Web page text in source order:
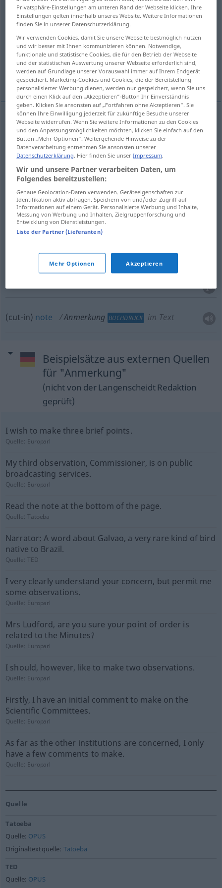
Übersicht aller Übersetzungen
(Für mehr Details die Übersetzung anklicken/antippen)
note annotation footnote
remark, observation cut-in note
note AnmerkungNotiz
annotation Anmerkung erklärende
footnote AnmerkungFußnote
observation(über AKKon)
Anmerkung
ARCH
(cut-in) note Anmerkung BUCHDRUCK im Text
Beispielsätze aus externen Quellen
für "Anmerkung"
(nicht von der Langenscheidt Redaktion
geprüft)
I wish to make three brief points.
Quelle: Europarl
My third observation, Commissioner, is on public
broadcasting services.
Quelle: Europarl
Read the note at the bottom of the page.
Quelle:Tatoeba
Narrator: A word about Galvao, a very rare kind of bird
native to Brazil.
Quelle:TED
I very clearly understand your concern, but permit me
some observations.
Quelle: Europarl
Mrs Ludford, are you sure your point of order is
related to the Minutes?
Quelle: Europarl
I should, however, like to make two observations.
Quelle: Europarl
Firstly, I have an initial comment to make on the
Scientific Committees.
Quelle: Europarl
As far as the other institutions are concerned, I only
have a few comments to make.
Quelle: Europarl
Quelle
Tatoeba
Quelle: OPUS
Originaltextquelle: Tatoeba
TED
Quelle: OPUS
Privatsphäre-Einstellungen am unteren Rand der Webseite klicken. Ihre
Einstellungen gelten innerhalb unseres Website. Weitere Informationen
finden Sie in unserer Datenschutzerklärung.
Wir verwenden Cookies, damit Sie unsere Webseite bestmöglich nutzen
und wir besser mit Ihnen kommunizieren können. Notwendige,
funktionale und statistische Cookies, die für den Betrieb der Webseite
und der statistischen Auswertung unserer Webseite erforderlich sind,
werden auf Grundlage unserer Vorauswahl immer auf Ihrem Endgerät
gespeichert. Marketing-Cookies und Cookies, die der Bereitstellung
personalisierter Werbung dienen, werden nur gespeichert, wenn Sie uns
durch einen Klick auf den „Akzeptieren“-Button Ihr Einverständnis
geben. Klicken Sie ansonsten auf „Fortfahren ohne Akzeptieren“. Sie
können Ihre Einwilligung jederzeit für zukünftige Besuche unserer
Webseite widerrufen. Wenn Sie weitere Informationen zu den Cookies
und den Anpassungsmöglichkeiten möchten, klicken Sie einfach auf den
Button „Mehr Optionen“. Weitergehende Hinweise zu der
Datenverarbeitung entnehmen Sie ansonsten unserer
Datenschutzerklärung. Hier finden Sie unserImpressum.
Wir und unsere Partner verarbeiten Daten, um
Folgendes bereitzustellen:
Genaue Geolocation-Daten verwenden. Geräteeigenschaften zur
Identifikation aktiv abfragen. Speichern von und/oder Zugriff auf
Informationen auf einem Gerät. Personalisierte Werbung und Inhalte,
Messung von Werbung und Inhalten, Zielgruppenforschung und
Entwicklung von Dienstleistungen.
Liste der Partner (Lieferanten)
Mehr Optionen Akzeptieren